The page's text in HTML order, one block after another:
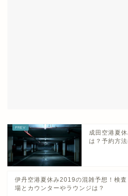
成田空港夏
は？予約方
伊丹空港夏休み2019の混雑予想！検査
場とカウンターやラウンジは？